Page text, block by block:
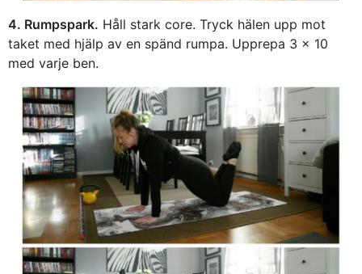
4. Rumpspark. Håll stark core. Tryck hälen upp mot
taket med hjälp av en spänd rumpa. Upprepa 3 x 10
med varje ben.